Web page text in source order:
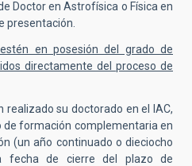
Doctor en Astrofísica o Física en
presentación.
en posesión del grado de
directamente del proceso de
realizado su doctorado en el IAC,
de formación complementaria en
(un año continuado o dieciocho
fecha de cierre del plazo de